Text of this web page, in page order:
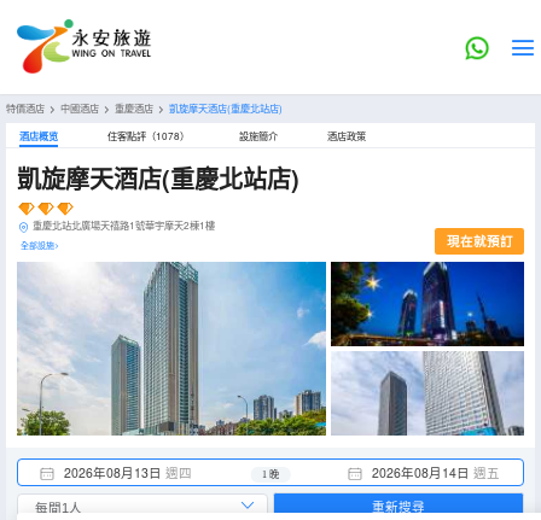
特價酒店 > 中國酒店 > 重慶酒店 > 凱旋摩天酒店(重慶北站店)
酒店概览 住客點評（1078） 設施簡介 酒店政策
凱旋摩天酒店(重慶北站店)
重慶北站北廣場天禧路1號華宇摩天2棟1樓
全部設施> 現在就預訂
2026年08月13日 週四 2026年08月14日 週五
1 晚
重新搜尋